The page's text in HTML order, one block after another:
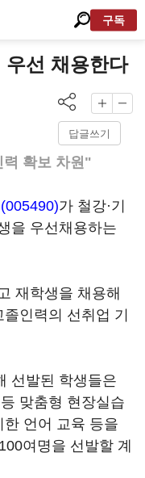
구독
우선 채용한다
답글쓰기
력 확보 차원"
가 철강·기
을 우선채용하는
재학생을 채용해
인력의 선취업 기
선발된 학생들은
맞춤형 현장실습
언어 교육 등을
여명을 선발할 계